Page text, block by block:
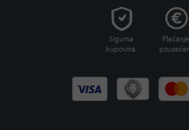
Sigurna
kupovina
Plaćanje